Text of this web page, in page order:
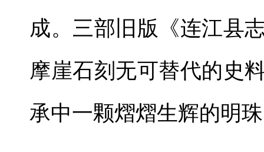
成。三部旧版《连江县
摩崖石刻无可替代的史
承中一颗熠熠生辉的明